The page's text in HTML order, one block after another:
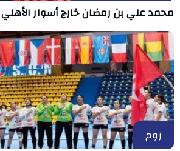
محمد علي بن رمضان خارج أسوار
زوم